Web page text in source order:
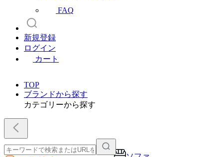
FAQ
新規登録
ログイン
カート
TOP
ブランドから探す
カテゴリーから探す